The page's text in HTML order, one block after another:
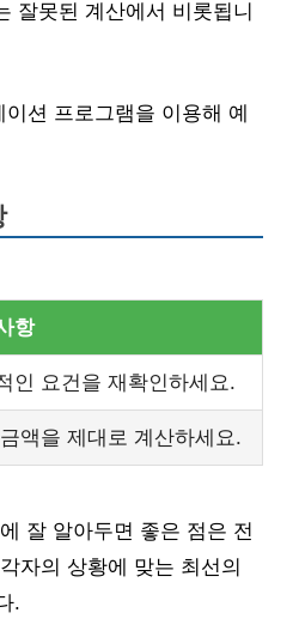
잘못된 계산에서 비롯됩니
이션 프로그램을 이용해 예
항
인 요건을 재확인하세요.
액을 제대로 계산하세요.
잘 알아두면 좋은 점은 전
자의 상황에 맞는 최선의
.